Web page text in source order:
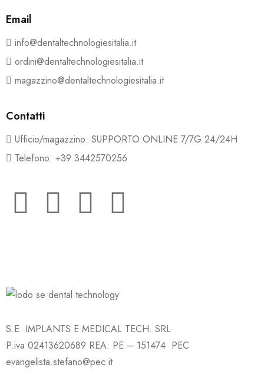
Email
info@dentaltechnologiesitalia.it
ordini@dentaltechnologiesitalia.it
magazzino@dentaltechnologiesitalia.it
Contatti
Ufficio/magazzino: SUPPORTO ONLINE 7/7G 24/24H
Telefono: +39 3442570256
S.E. IMPLANTS E MEDICAL TECH. SRL
P.iva 02413620689 REA: PE – 151474 PEC
evangelista.stefano@pec.it